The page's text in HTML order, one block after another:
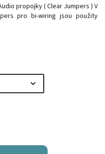
propojky ( Clear Jumpers ) V
pro bi-wiring jsou použity